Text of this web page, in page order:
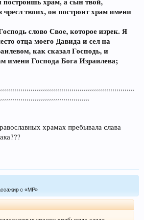
твоих, он построит храм имени
слово Свое, которое изрек. Я
отца моего Давида и сел на
как сказал Господь, и
имени Господа Бога Израилева;
храмах пребывала слава
с «МР»